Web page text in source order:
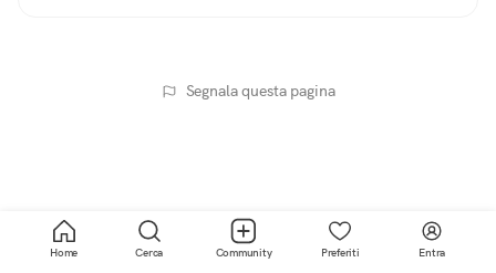
Segnala questa pagina
Home Cerca Community Preferiti Entra